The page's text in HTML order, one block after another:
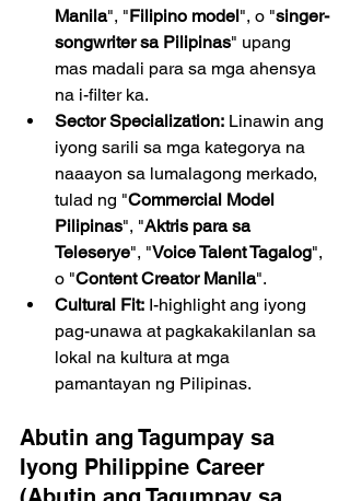
Manila", "Filipino model", o "singer-
songwriter sa Pilipinas" upang
mas madali para sa mga ahensya
na i-filter ka.
Sector Specialization: Linawin ang
iyong sarili sa mga kategorya na
naaayon sa lumalagong merkado,
tulad ng "Commercial Model
Pilipinas", "Aktris para sa
Teleserye", "Voice Talent Tagalog",
o "Content Creator Manila".
Cultural Fit: I-highlight ang iyong
pag-unawa at pagkakakilanlan sa
lokal na kultura at mga
pamantayan ng Pilipinas.
Abutin ang Tagumpay sa
Iyong Philippine Career